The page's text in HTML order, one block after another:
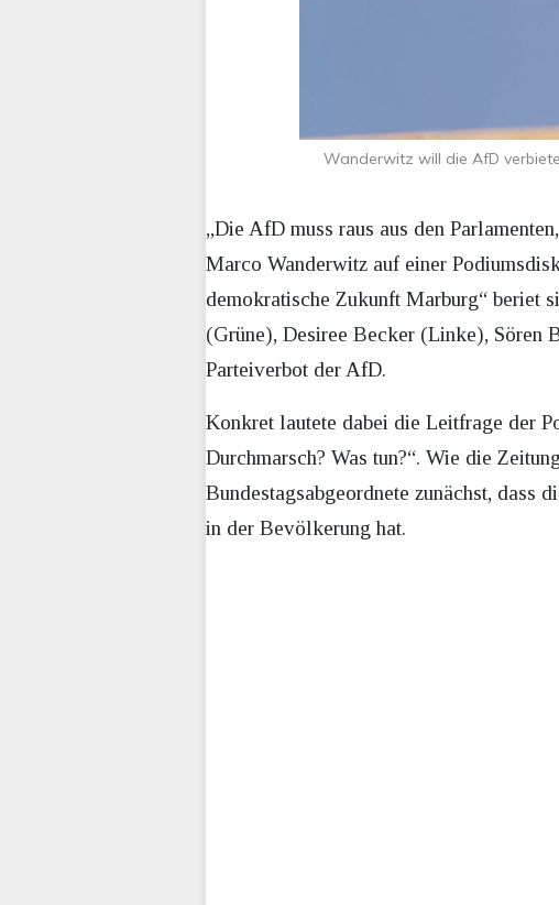
Wanderwitz will die AfD
„Die AfD muss raus aus den
Marco Wanderwitz auf einer
demokratische Zukunft Marburg“ beriet
(Grüne), Desiree Becker (Linke), Sören
Parteiverbot der AfD.
Konkret lautete dabei die Leitfrage der
Durchmarsch? Was tun?“. Wie die Zeitung
Bundestagsabgeordnete zunächst, dass
in der Bevölkerung hat.